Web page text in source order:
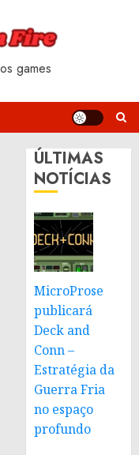
games
ÚLTIMAS
NOTÍCIAS
MicroProse
publicará
Deck and
Conn –
Estratégia da
Guerra Fria
no espaço
profundo